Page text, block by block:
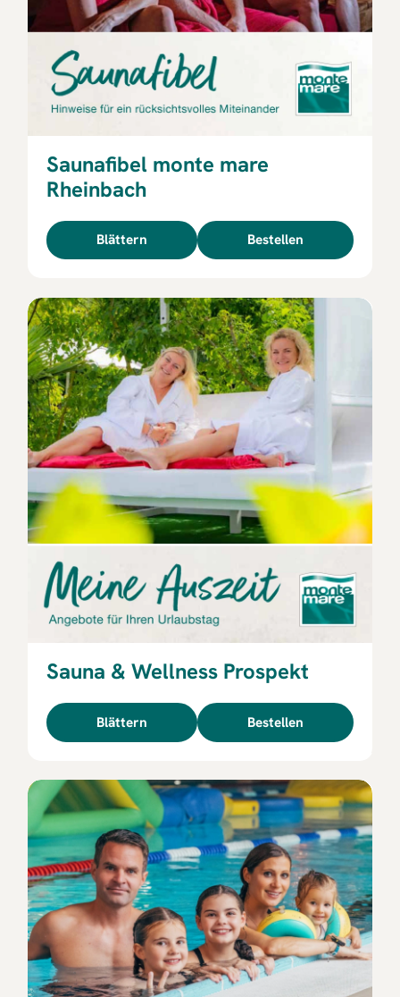
Saunafibel monte mare
Rheinbach
Blättern Bestellen
Sauna & Wellness Prospekt
Blättern Bestellen